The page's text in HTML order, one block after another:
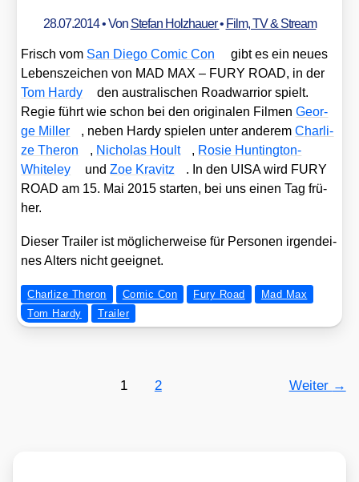
28.07.2014• Von Stefan Holzhauer• Film, TV & Stream
Frisch vom San Die­go Comic Con
gibt es ein neu­es
Lebens­zei­chen von MAD MAX – FURY ROAD, in der
Tom Har­dy
den aus­tra­li­schen Road­war­ri­or spielt.
Regie führt wie schon bei den ori­gi­na­len Fil­menGeor­
ge Mil­ler
, neben Har­dy spie­len unter ande­remChar­li­
ze The­ron
, Nicho­las Hoult , Rosie Hun­ting­ton-
White­ley
undZoe Kra­vitz
. In den UISA wird FURY
ROAD am 15. Mai 2015 star­ten, bei uns einen Tag frü­
her.
Die­ser Trai­ler ist mög­li­cher­wei­se für Per­so­nen irgend­ei­
nes Alters nicht geeig­net.
Charlize Theron Comic Con Fury Road
Mad Max
Tom Hardy
Trailer
1 2 Weiter →